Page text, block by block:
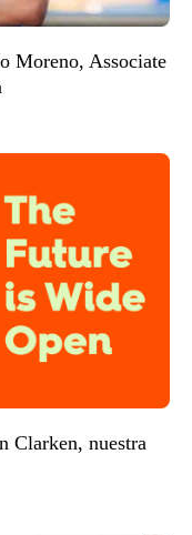
Moreno, Associate
Clarken, nuestra